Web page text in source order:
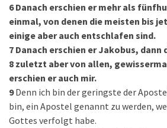
6 Danach erschien er mehr als
einmal, von denen die meisten bis
einige aber auch entschlafen sind.
7 Danach erschien er Jakobus, dann
8 zuletzt aber von allen,
erschien er auch mir.
9 Denn ich bin der geringste der
bin, ein Apostel genannt zu werden,
Gottes verfolgt habe.